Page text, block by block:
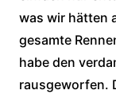
was wir hätten
gesamte
habe den
rausgeworfen.